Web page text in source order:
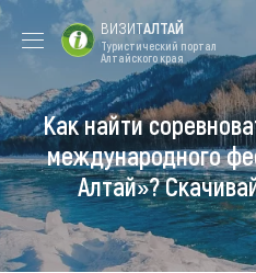
Форум VISIT
ALTAI
Цветение
маральника
Туры
Где побывать
ВИЗИТАЛТАЙ
Туристический портал
Алтайского края
Как найти
международного
Алтай»?